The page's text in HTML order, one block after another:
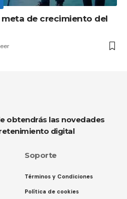
meta de crecimiento del
digital
Soporte
Términos y Condiciones
Política de cookies